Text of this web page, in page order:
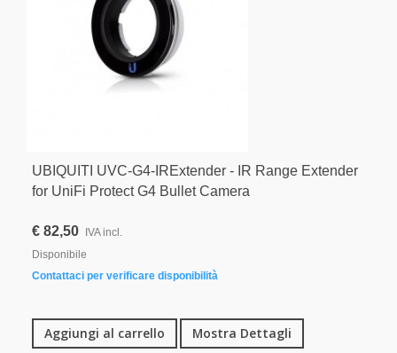
UBIQUITI UVC-G4-IRExtender - IR Range Extender
for UniFi Protect G4 Bullet Camera
€ 82,50 IVA incl.
Disponibile
Contattaci per verificare disponibilità
Aggiungi al carrello Mostra Dettagli